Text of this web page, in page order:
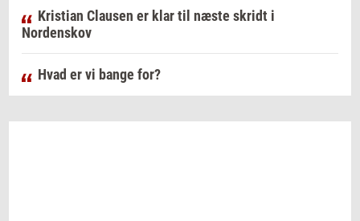
Kristian Clausen er klar til næste skridt i
Nordenskov
Hvad er vi bange for?